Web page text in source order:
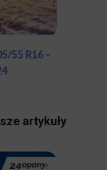
55 R16 –
artykuły